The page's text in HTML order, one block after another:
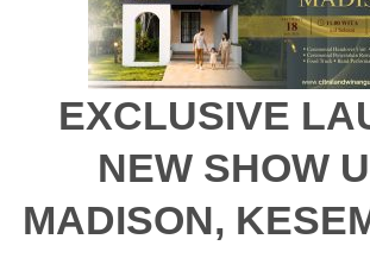
EXCLUSIVE
NEW SHOW
MADISON,